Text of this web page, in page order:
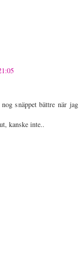
snäppet bättre när jag
kanske inte..